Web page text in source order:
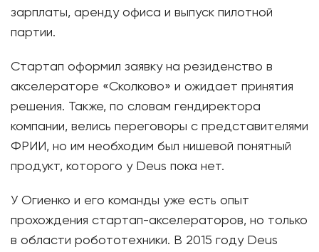
зарплаты, аренду офиса и выпуск пилотной
партии.
Стартап оформил заявку на резиденство в
акселераторе «Сколково» и ожидает принятия
решения. Также, по словам гендиректора
компании, велись переговоры с представителями
ФРИИ, но им необходим был нишевой понятный
продукт, которого у Deus пока нет.
У Огиенко и его команды уже есть опыт
прохождения стартап-акселераторов, но только
в области робототехники. В 2015 году Deus